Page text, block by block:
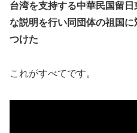
台湾を支持する中華民国留
な説明を行い同団体の祖国
つけた
これがすべてです。